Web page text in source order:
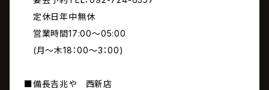
定休日年中無休
営業時間17:00～05:00
(月～木18：00～3：00)
■備長吉兆や 西新店